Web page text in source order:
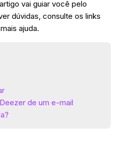
vai guiar você pelo
dúvidas, consulte os links
ajuda.
de um e-mail